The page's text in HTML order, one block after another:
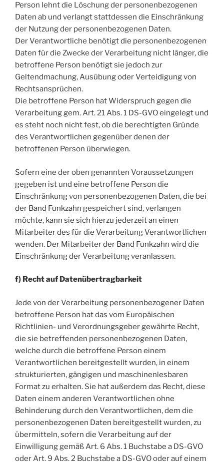
Person lehnt die Löschung der personenbezogenen
Daten ab und verlangt stattdessen die Einschränkung
der Nutzung der personenbezogenen Daten.
Der Verantwortliche benötigt die personenbezogenen
Daten für die Zwecke der Verarbeitung nicht länger, die
betroffene Person benötigt sie jedoch zur
Geltendmachung, Ausübung oder Verteidigung von
Rechtsansprüchen.
Die betroffene Person hat Widerspruch gegen die
Verarbeitung gem. Art. 21 Abs. 1 DS-GVO eingelegt und
es steht noch nicht fest, ob die berechtigten Gründe
des Verantwortlichen gegenüber denen der
betroffenen Person überwiegen.
Sofern eine der oben genannten Voraussetzungen
gegeben ist und eine betroffene Person die
Einschränkung von personenbezogenen Daten, die bei
der Band Funkzahn gespeichert sind, verlangen
möchte, kann sie sich hierzu jederzeit an einen
Mitarbeiter des für die Verarbeitung Verantwortlichen
wenden. Der Mitarbeiter der Band Funkzahn wird die
Einschränkung der Verarbeitung veranlassen.
f) Recht auf Datenübertragbarkeit
Jede von der Verarbeitung personenbezogener Daten
betroffene Person hat das vom Europäischen
Richtlinien- und Verordnungsgeber gewährte Recht,
die sie betreffenden personenbezogenen Daten,
welche durch die betroffene Person einem
Verantwortlichen bereitgestellt wurden, in einem
strukturierten, gängigen und maschinenlesbaren
Format zu erhalten. Sie hat außerdem das Recht, diese
Daten einem anderen Verantwortlichen ohne
Behinderung durch den Verantwortlichen, dem die
personenbezogenen Daten bereitgestellt wurden, zu
übermitteln, sofern die Verarbeitung auf der
Einwilligung gemäß Art. 6 Abs. 1 Buchstabe a DS-GVO
oder Art. 9 Abs. 2 Buchstabe a DS-GVO oder auf einem